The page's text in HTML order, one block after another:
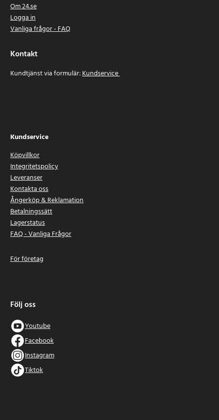
Om 24.se
Logga in
Vanliga frågor - FAQ
Kontakt
Kundtjänst via formulär:Kundservice
Kundservice
Köpvillkor
Integritetspolicy
Leveranser
Kontakta oss
Ångerköp & Reklamation
Betalningssätt
Lagerstatus
FAQ - Vanliga Frågor
För företag
Följ oss
Youtube
Facebook
Instagram
Tiktok